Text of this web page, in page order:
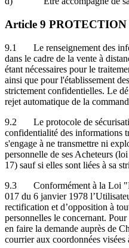
Article 9 PROTECTION
9.1 Le renseignement des
dans le cadre de la vente à
étant nécessaires pour le
ainsi que pour l'établissement
strictement confidentielles. Le
rejet automatique de la
9.2 Le protocole de
confidentialité des informations
s'engage à ne transmettre ni
personnelle de ses Acheteurs
17) sauf si elles sont liées à sa
9.3 Conformément à la Loi
017 du 6 janvier 1978
rectification et d’opposition à
personnelles le concernant.
en faire la demande auprès de
courrier aux coordonnées visées